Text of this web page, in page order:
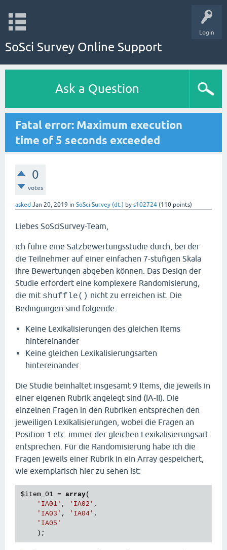
Login
SoSci Survey Online Support
Ask a Question
Fatal error: Maximum execution
time of 5 seconds exceeded
0
votes
asked Jan 20, 2019 in SoSci Survey (dt.) by s102724 (110 points)
Liebes SoSciSurvey-Team,
ich führe eine Satzbewertungsstudie durch, bei der
die Teilnehmer auf einer einfachen 7-stufigen Skala
ihre Bewertungen abgeben können. Das Design der
Studie erfordert eine komplexere Randomisierung,
die mit shuffle() nicht zu erreichen ist. Die
Bedingungen sind folgende:
Keine Lexikalisierungen des gleichen Items
hintereinander
Keine gleichen Lexikalisierungsarten
hintereinander
Die Studie beinhaltet insgesamt 9 Items, die jeweils in
einer eigenen Rubrik angelegt sind (IA-II). Die
einzelnen Fragen in den Rubriken entsprechen den
jeweiligen Lexikalisierungen, wobei die Fragen an
Position 1 etc. immer der gleichen Lexikalisierungsart
entsprechen. Für die Randomisierung habe ich die
Fragen jeweils einer Rubrik in ein Array gespeichert,
wie exemplarisch hier zu sehen ist:
$item_01 = array(
'IA01' , 'IA02' ,
'IA03' , 'IA04' ,
'IA05'